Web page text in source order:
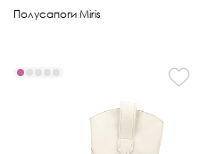
Полусапоги Miris